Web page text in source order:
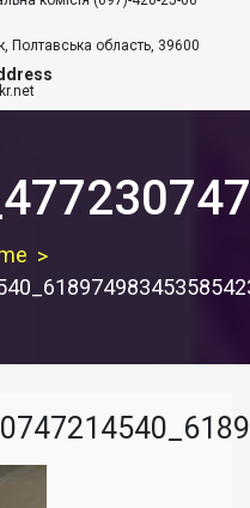
ЛІЦЕЙ
Полтавська область, 39600